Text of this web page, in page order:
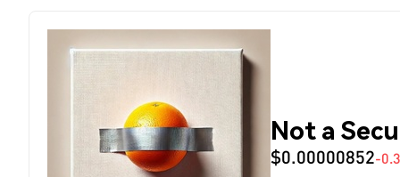
Not a
$0.00000852-